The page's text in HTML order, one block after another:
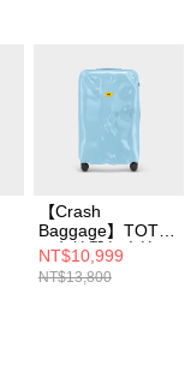
【Crash
Baggage】TOT
同色撞擊行李箱
21吋
NT$10,999
NT$13,800